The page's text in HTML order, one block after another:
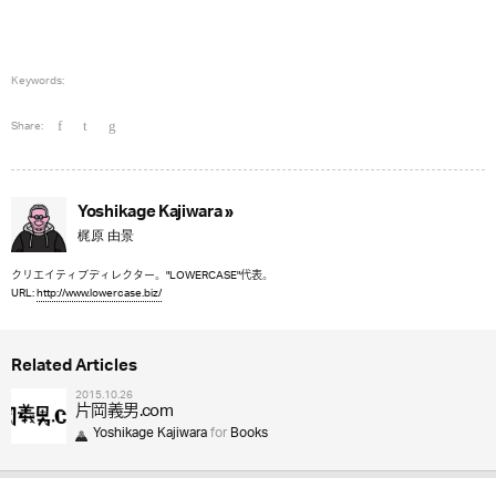
Keywords:
Share:
Yoshikage Kajiwara »
梶原 由景
クリエイティブディレクター。"LOWERCASE"代表。
URL:http://www.lowercase.biz/
Related Articles
2015.10.26
片岡義男.com
Yoshikage KajiwaraforBooks